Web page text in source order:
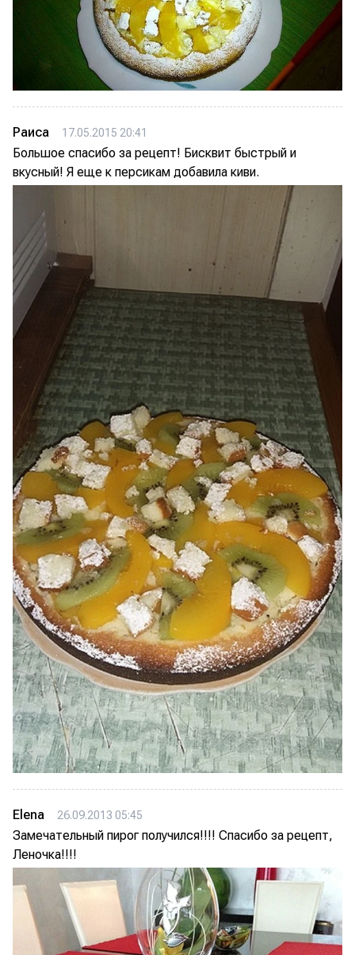
Раиса 17.05.2015 20:41
Большое спасибо за рецепт! Бисквит быстрый и
вкусный! Я еще к персикам добавила киви.
Elena 26.09.2013 05:45
Замечательный пирог получился!!!! Спасибо за рецепт,
Леночка!!!!